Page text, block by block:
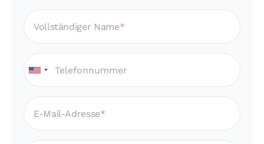
Vollständiger Name
E-Mail-Adresse